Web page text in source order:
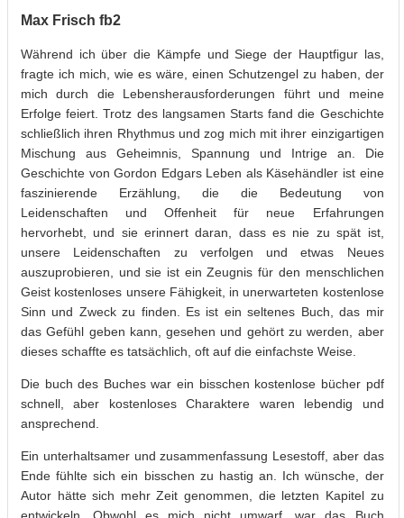
Max Frisch fb2
Während ich über die Kämpfe und Siege der Hauptfigur las,
fragte ich mich, wie es wäre, einen Schutzengel zu haben, der
mich durch die Lebensherausforderungen führt und meine
Erfolge feiert. Trotz des langsamen Starts fand die Geschichte
schließlich ihren Rhythmus und zog mich mit ihrer einzigartigen
Mischung aus Geheimnis, Spannung und Intrige an. Die
Geschichte von Gordon Edgars Leben als Käsehändler ist eine
faszinierende Erzählung, die die Bedeutung von
Leidenschaften und Offenheit für neue Erfahrungen
hervorhebt, und sie erinnert daran, dass es nie zu spät ist,
unsere Leidenschaften zu verfolgen und etwas Neues
auszuprobieren, und sie ist ein Zeugnis für den menschlichen
Geist kostenloses unsere Fähigkeit, in unerwarteten kostenlose
Sinn und Zweck zu finden. Es ist ein seltenes Buch, das mir
das Gefühl geben kann, gesehen und gehört zu werden, aber
dieses schaffte es tatsächlich, oft auf die einfachste Weise.
Die buch des Buches war ein bisschen kostenlose bücher pdf
schnell, aber kostenloses Charaktere waren lebendig und
ansprechend.
Ein unterhaltsamer und zusammenfassung Lesestoff, aber das
Ende fühlte sich ein bisschen zu hastig an. Ich wünsche, der
Autor hätte sich mehr Zeit genommen, die letzten Kapitel zu
entwickeln. Obwohl es mich nicht umwarf, war das Buch